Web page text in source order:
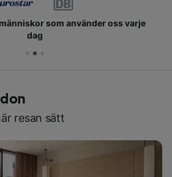
som använder oss varje
dag
resan sätt